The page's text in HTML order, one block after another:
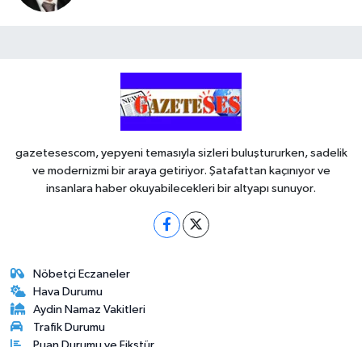
gazetesescom, yepyeni temasıyla sizleri buluştururken, sadelik
ve modernizmi bir araya getiriyor. Şatafattan kaçınıyor ve
insanlara haber okuyabilecekleri bir altyapı sunuyor.
Nöbetçi Eczaneler
Hava Durumu
Aydin Namaz Vakitleri
Trafik Durumu
Puan Durumu ve Fikstür